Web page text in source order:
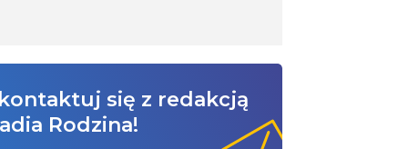
się z redakcją
Rodzina!